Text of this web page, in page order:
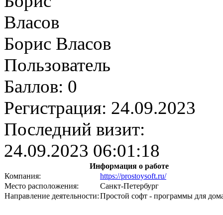
Борис Власов
Пользователь
Баллов: 0
Регистрация: 24.09.2023
Последний визит:
24.09.2023 06:01:18
Информация о работе
Компания:
https://prostoysoft.ru/
Место расположения:
Санкт-Петербург
Направление деятельности:Простой софт - программы для